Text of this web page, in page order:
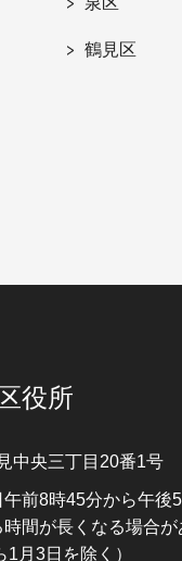
鶴見区
役所
中央三丁目20番1号
前8時45分から午後
間が長くなる場合が
1月3日を除く）